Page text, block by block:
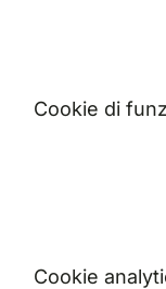
Cookie di
Cookie